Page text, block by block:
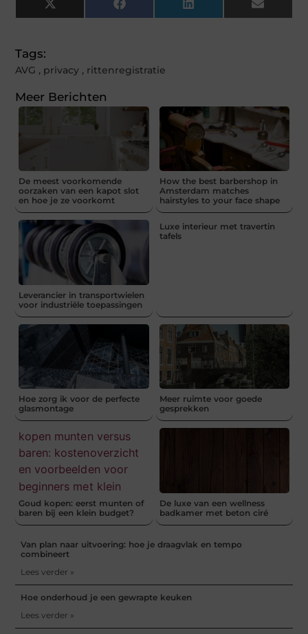
X
(Twitter)
Facebook LinkedIn Email
Tags:
AVG , privacy , rittenregistratie
Meer Berichten
De meest voorkomende
oorzaken van een kapot slot
en hoe je ze voorkomt
How the best barbershop in
Amsterdam matches
hairstyles to your face shape
Leverancier in transportwielen
voor industriële toepassingen
Luxe interieur met travertin
tafels
Hoe zorg ik voor de perfecte
glasmontage
Meer ruimte voor goede
gesprekken
Goud kopen: eerst munten of
baren bij een klein budget?
De luxe van een wellness
badkamer met beton ciré
Van plan naar uitvoering: hoe je draagvlak en tempo
combineert
Lees verder »
Hoe onderhoud je een gewrapte keuken
Lees verder »